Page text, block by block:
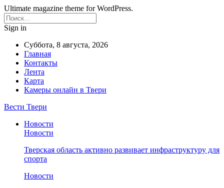
Ultimate magazine theme for WordPress.
Sign in
Суббота, 8 августа, 2026
Главная
Контакты
Лента
Карта
Камеры онлайн в Твери
Вести Твери
Новости
Новости
Тверская область активно развивает инфраструктуру для
спорта
Новости